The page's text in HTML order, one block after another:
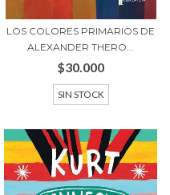
LOS COLORES PRIMARIOS DE
ALEXANDER THERO...
$30.000
SIN STOCK